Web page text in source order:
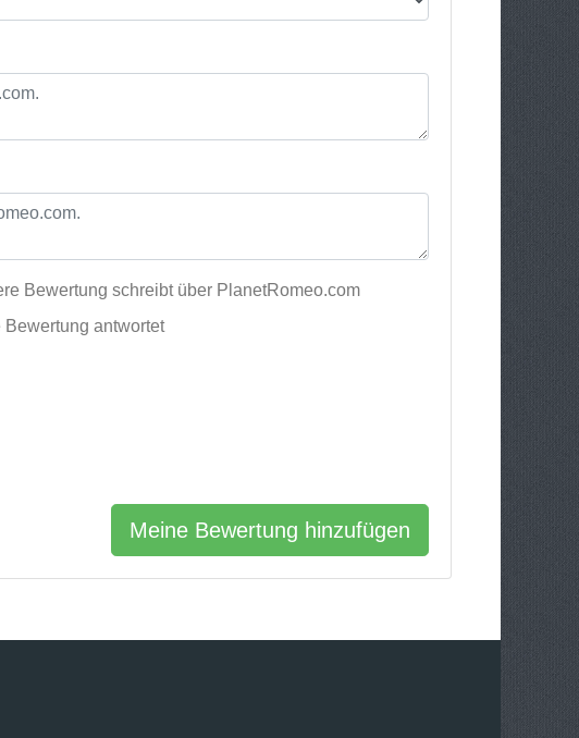
Bewertung schreibt über PlanetRomeo.com
antwortet
Meine Bewertung hinzufügen